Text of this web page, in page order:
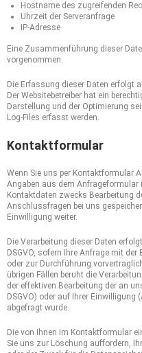
Hostname des zugreifenden
Uhrzeit der Serveranfrage
IP-Adresse
Eine Zusammenführung dieser
vorgenommen.
Die Erfassung dieser Daten erfolgt
Der Websitebetreiber hat ein
Darstellung und der Optimierung
Log-Files erfasst werden.
Kontaktformular
Wenn Sie uns per Kontaktformular
Angaben aus dem Anfrageformular
Kontaktdaten zwecks Bearbeitung
Anschlussfragen bei uns
Einwilligung weiter.
Die Verarbeitung dieser Daten
DSGVO, sofern Ihre Anfrage mit
oder zur Durchführung
übrigen Fällen beruht die
der effektiven Bearbeitung der an
DSGVO) oder auf Ihrer Einwilligung
abgefragt wurde.
Die von Ihnen im Kontaktformular
Sie uns zur Löschung auffordern,